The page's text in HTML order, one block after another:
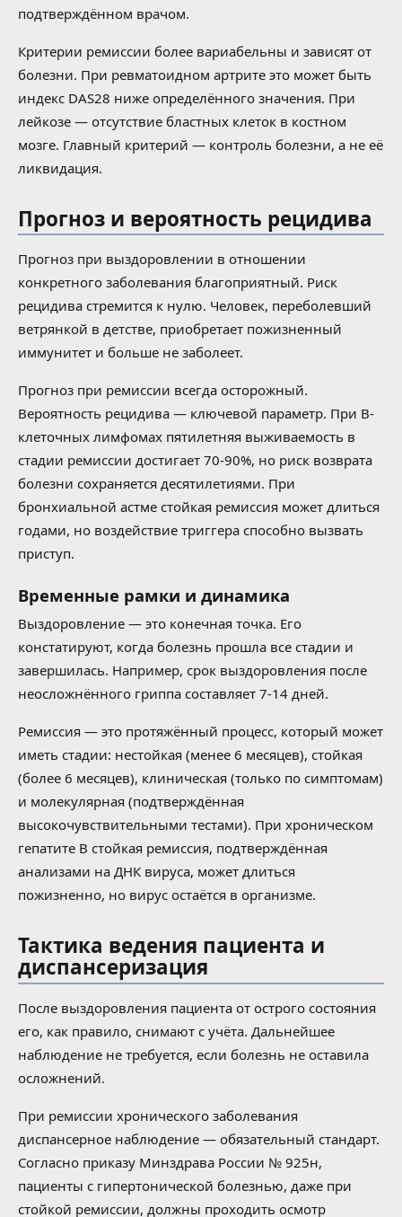
подтверждённом врачом.
Критерии ремиссии более вариабельны и зависят от
болезни. При ревматоидном артрите это может быть
индекс DAS28 ниже определённого значения. При
лейкозе — отсутствие бластных клеток в костном
мозге. Главный критерий — контроль болезни, а не её
ликвидация.
Прогноз и вероятность рецидива
Прогноз при выздоровлении в отношении
конкретного заболевания благоприятный. Риск
рецидива стремится к нулю. Человек, переболевший
ветрянкой в детстве, приобретает пожизненный
иммунитет и больше не заболеет.
Прогноз при ремиссии всегда осторожный.
Вероятность рецидива — ключевой параметр. При B-
клеточных лимфомах пятилетняя выживаемость в
стадии ремиссии достигает 70-90%, но риск возврата
болезни сохраняется десятилетиями. При
бронхиальной астме стойкая ремиссия может длиться
годами, но воздействие триггера способно вызвать
приступ.
Временные рамки и динамика
Выздоровление — это конечная точка. Его
констатируют, когда болезнь прошла все стадии и
завершилась. Например, срок выздоровления после
неосложнённого гриппа составляет 7-14 дней.
Ремиссия — это протяжённый процесс, который может
иметь стадии: нестойкая (менее 6 месяцев), стойкая
(более 6 месяцев), клиническая (только по симптомам)
и молекулярная (подтверждённая
высокочувствительными тестами). При хроническом
гепатите В стойкая ремиссия, подтверждённая
анализами на ДНК вируса, может длиться
пожизненно, но вирус остаётся в организме.
Тактика ведения пациента и
диспансеризация
После выздоровления пациента от острого состояния
его, как правило, снимают с учёта. Дальнейшее
наблюдение не требуется, если болезнь не оставила
осложнений.
При ремиссии хронического заболевания
диспансерное наблюдение — обязательный стандарт.
Согласно приказу Минздрава России № 925н,
пациенты с гипертонической болезнью, даже при
стойкой ремиссии, должны проходить осмотр